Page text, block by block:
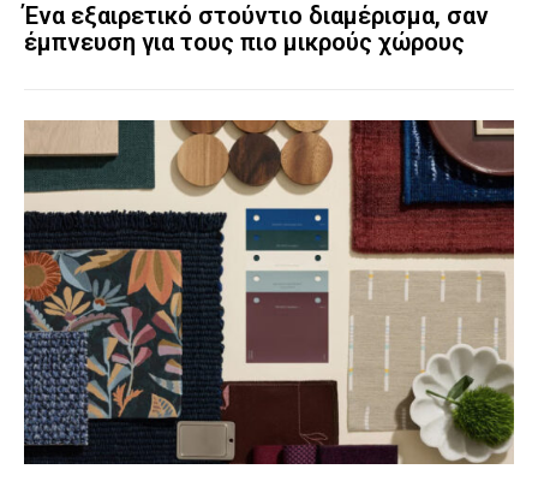
Ένα εξαιρετικό στούντιο διαμέρισμα, σαν
έμπνευση για τους πιο μικρούς χώρους